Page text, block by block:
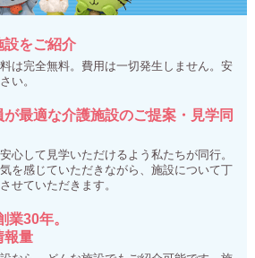
設をご紹介
は完全無料。費用は一切発生しません。安
い。
が最適な介護施設のご提案・見学同
心して見学いただけるよう私たちが同行。
を感じていただきながら、施設について丁
せていただきます。
業30年。
報量